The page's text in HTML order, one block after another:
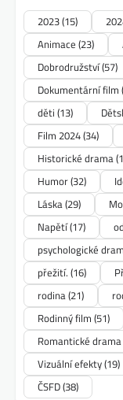
2023(15)
Animace (23)
Dobrodružství(57)
Dokumentární film
děti (13)
Film 2024(34)
Historické drama
Humor(32)
Láska(29)
Napětí(17)
psychologické
přežití. (16)
rodina(21)
Rodinný film (51)
Romantické drama
Vizuální efekty(19)
ČSFD(38)